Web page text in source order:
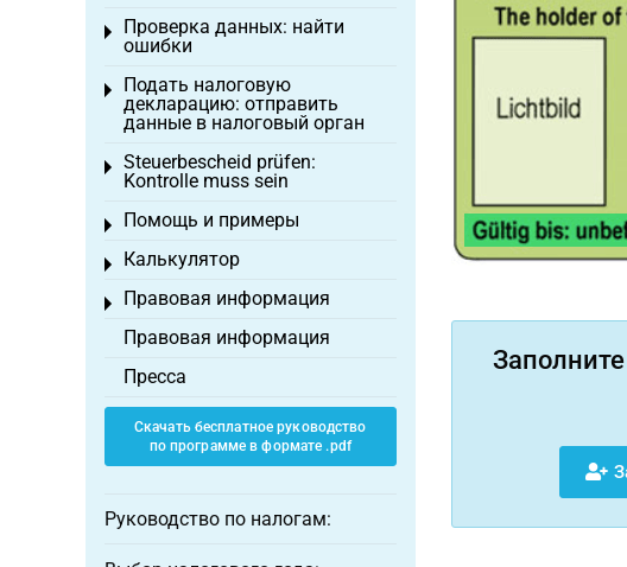
Проверка данных: найти
ошибки
Toggle menu
Подать налоговую
декларацию: отправить
данные в налоговый орган
Toggle menu
Steuerbescheid prüfen:
Kontrolle muss sein
Toggle menu
Помощь и примеры
Toggle menu
Калькулятор
Toggle menu
Правовая информация
Toggle menu
Правовая информация
Пресса
Скачать бесплатное руководство
по программе в формате .pdf
Руководство по налогам: